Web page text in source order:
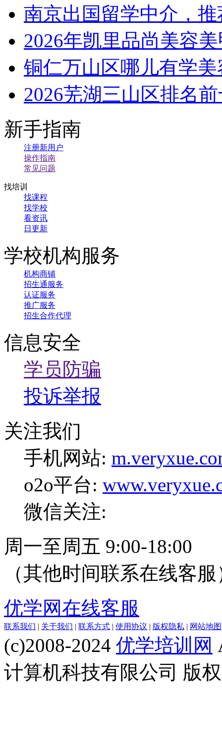
南京出国留学中介，
2026年凯里品尚美容
铜仁万山区哪儿有学
2026芜湖三山区排名
新手指南
注册新用户
操作指南
常见问题
找培训
找课程
找学校
看资讯
日更新
学校机构服务
机构商铺
招生通服务
认证服务
推广服务
招生合作代理
信息安全
学员防骗
投诉举报
关注我们
手机网站:
o2o平台:
微信关注:
周一至周五 9:00-18:00
（其他时间联系在线客服
优学网在线客服
联系我们 | 关于我们 | 联系方式 | 使用协议 | 版权隐私 | 网站地图
(c)2008-2024 优学培训网
计算机科技有限公司 版